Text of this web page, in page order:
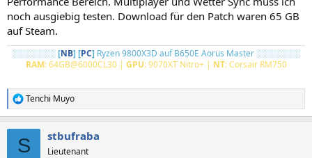
noch ausgiebig testen. Download für den Patch waren 65 GB
auf Steam.
░░░░░░░[NB] [PC] Ryzen 9800X3D auf B650E Aorus Master ░░░░░░░
RAM: 64GB@6000CL30 | GPU: 9070XT Nitro+ | NT: Corsair RM750
R
e
Tenchi Muyo
S stbufraba
Lieutenant